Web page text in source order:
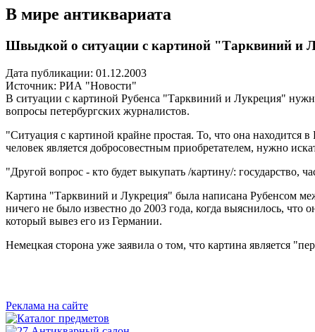
В мире антиквариата
Швыдкой о ситуации с картиной "Тарквиний и
Дата публикации: 01.12.2003
Источник: РИА "Новости"
В ситуации с картиной Рубенса "Тарквиний и Лукреция"
вопросы петербургских журналистов.
"Ситуация с картиной крайне простая. То, что она находится
человек является добросовестным приобретателем, нужно
"Другой вопрос - кто будет выкупать /картину/: государство,
Картина "Тарквиний и Лукреция" была написана Рубенсом
ничего не было известно до 2003 года, когда выяснилось,
который вывез его из Германии.
Немецкая сторона уже заявила о том, что картина является
Реклама на сайте